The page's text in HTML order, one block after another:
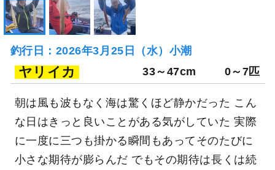
釣行日：2026年3月25日（水）小潮
ヤリイカ 33～47cm 0～7匹
朝は風も波もなく海は驚くほど静かだった こん
な日はきっと良いことがある気がしていた 実際
に一度に三つも掛かる瞬間もあってそのたびに
小さな期待が膨らんだ でもその期待は長くは続